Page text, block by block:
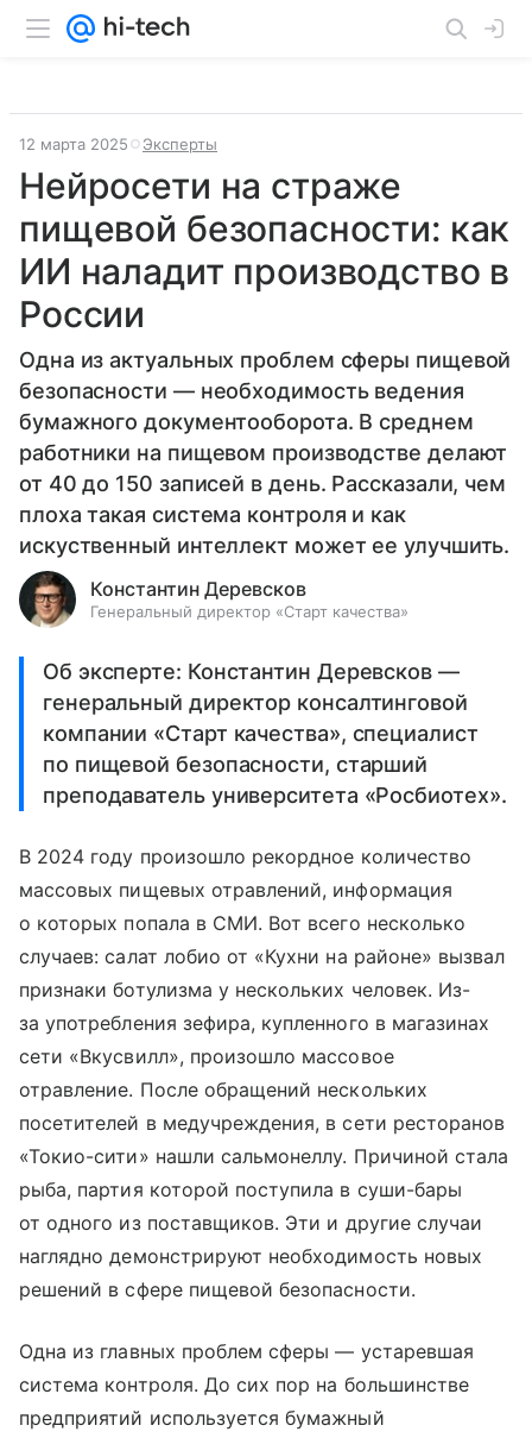
12 марта 2025 Эксперты
Нейросети на страже
пищевой безопасности: как
ИИ наладит производство в
России
Одна из актуальных проблем сферы пищевой
безопасности — необходимость ведения
бумажного документооборота. В среднем
работники на пищевом производстве делают
от 40 до 150 записей в день. Рассказали, чем
плоха такая система контроля и как
искуственный интеллект может ее улучшить.
Константин Деревсков
Генеральный директор «Старт качества»
Об эксперте: Константин Деревсков —
генеральный директор консалтинговой
компании «Старт качества», специалист
по пищевой безопасности, старший
преподаватель университета «Росбиотех».
В 2024 году произошло рекордное количество
массовых пищевых отравлений, информация
о которых попала в СМИ. Вот всего несколько
случаев: салат лобио от «Кухни на районе» вызвал
признаки ботулизма у нескольких человек. Из-
за употребления зефира, купленного в магазинах
сети «Вкусвилл», произошло массовое
отравление. После обращений нескольких
посетителей в медучреждения, в сети ресторанов
«Токио-сити» нашли сальмонеллу. Причиной стала
рыба, партия которой поступила в суши-бары
от одного из поставщиков. Эти и другие случаи
наглядно демонстрируют необходимость новых
решений в сфере пищевой безопасности.
Одна из главных проблем сферы — устаревшая
система контроля. До сих пор на большинстве
предприятий используется бумажный